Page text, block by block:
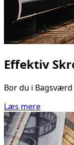
Effektiv
Bor du i
Læs mere